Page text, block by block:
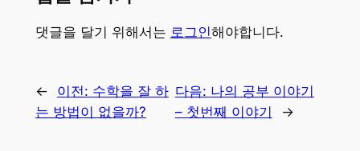
댓글을 달기 위해서는 로그인해야합니다.
← 이전: 수학을 잘 하
는 방법이 없을까?
다음: 나의 공부 이야기
– 첫번째 이야기
→